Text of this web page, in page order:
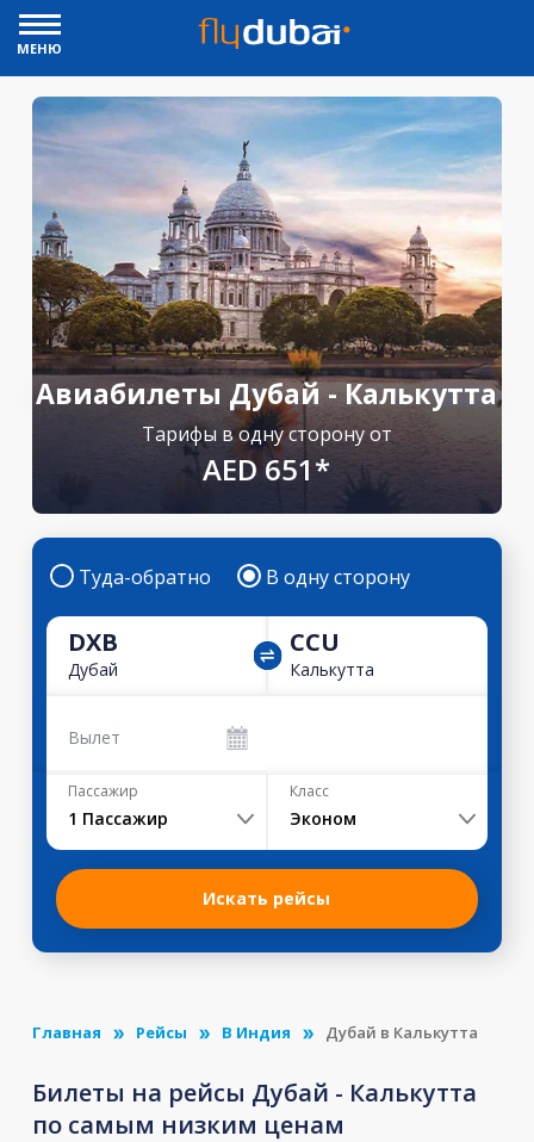
МЕНЮ
Авиабилеты Дубай - Калькутта
Тарифы в одну сторону от
AED 651*
Туда-обратно В одну сторону
DXB
Дубай
CCU
Калькутта
Вылет
Пассажир
1 Пассажир
Класс
Эконом
Искать рейсы
Главная Рейсы В Индия Дубай в Калькутта
Билеты на рейсы Дубай - Калькутта
по самым низким ценам